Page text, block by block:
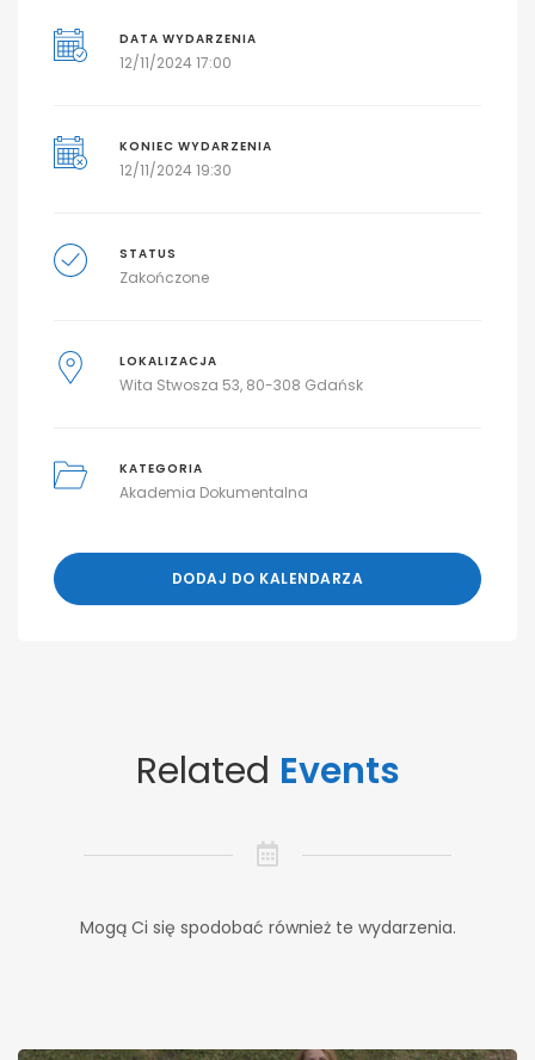
DATA WYDARZENIA
12/11/2024 17:00
KONIEC WYDARZENIA
12/11/2024 19:30
STATUS
Zakończone
LOKALIZACJA
Wita Stwosza 53, 80-308 Gdańsk
KATEGORIA
Akademia Dokumentalna
DODAJ DO KALENDARZA
Related Events
Mogą Ci się spodobać również te wydarzenia.